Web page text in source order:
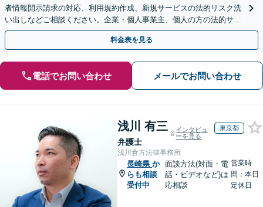
者情報開示請求の対応、利用規約作成、新規サービスの法的リスク洗
い出しなどご相談ください。企業・個人事業主、個人の方の法的サポ
ートをいたします【スポット相談可】
料金表を見る
電話でお問い合わせ メールでお問い合わせ
浅川 有三
弁護士
インタビュ
ーを見る
東京都
浅川倉方法律事務所
長崎県 か
らも相談
受付中
面談方法(対面・電
話・ビデオなど)は
応相談
営業時
間：本日
定休日